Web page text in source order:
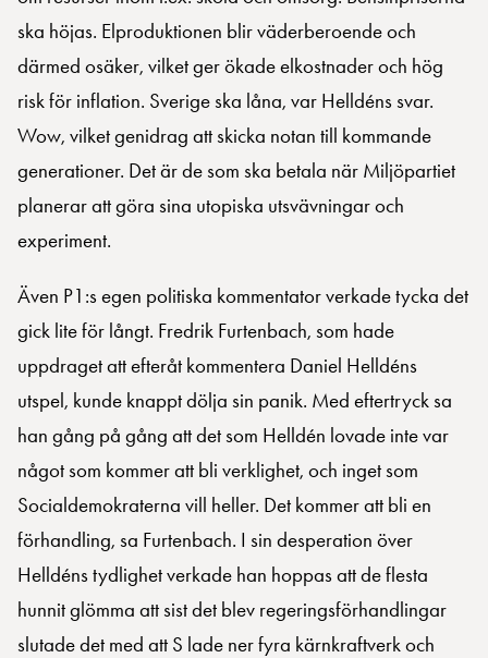
ska höjas. Elproduktionen blir väderberoende och
därmed osäker, vilket ger ökade elkostnader och hög
risk för inflation. Sverige ska låna, var Helldéns svar.
Wow, vilket genidrag att skicka notan till kommande
generationer. Det är de som ska betala när Miljöpartiet
planerar att göra sina utopiska utsvävningar och
experiment.
Även P1:s egen politiska kommentator verkade tycka det
gick lite för långt. Fredrik Furtenbach, som hade
uppdraget att efteråt kommentera Daniel Helldéns
utspel, kunde knappt dölja sin panik. Med eftertryck sa
han gång på gång att det som Helldén lovade inte var
något som kommer att bli verklighet, och inget som
Socialdemokraterna vill heller. Det kommer att bli en
förhandling, sa Furtenbach. I sin desperation över
Helldéns tydlighet verkade han hoppas att de flesta
hunnit glömma att sist det blev regeringsförhandlingar
slutade det med att S lade ner fyra kärnkraftverk och